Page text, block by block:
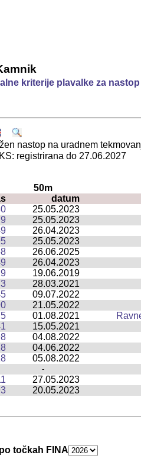
kriterije plavalke za
nastop na uradnem
registrirana do 27.06.2027
50m
datum
25.05.2023
25.05.2023
26.04.2023
25.05.2023
26.06.2025
26.04.2023
19.06.2019
28.03.2021
09.07.2022
21.05.2022
01.08.2021
15.05.2021
04.08.2022
04.06.2022
05.08.2022
-
27.05.2023
20.05.2023
točkah FINA